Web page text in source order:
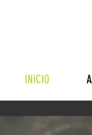
INICIO